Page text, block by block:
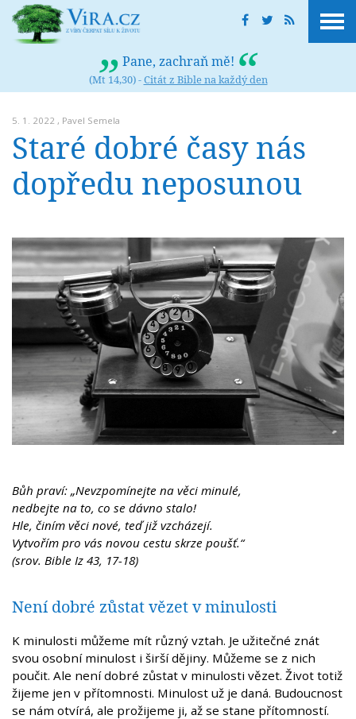
Pane, zachraň mě!
(Mt 14,30) -Citát z Bible na každý den
5. 1. 2022 , Pavel Semela
Staré dobré časy nás
dopředu neposunou
Bůh praví: „Nevzpomínejte na věci minulé,
nedbejte na to, co se dávno stalo!
Hle, činím věci nové, teď již vzcházejí.
Vytvořím pro vás novou cestu skrze poušť.“
(srov. Bible Iz 43, 17-18)
Není dobré zůstat vězet v minulosti
K minulosti můžeme mít různý vztah. Je užitečné znát
svou osobní minulost i širší dějiny. Můžeme se z nich
poučit. Ale není dobré zůstat v minulosti vězet. Život totiž
žijeme jen v přítomnosti. Minulost už je daná. Budoucnost
se nám otvírá, ale prožijeme ji, až se stane přítomností.